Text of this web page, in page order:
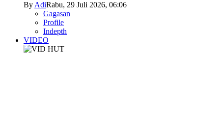
ByAdiRabu, 29 Juli 2026, 06:06
Gagasan
Profile
Indepth
VIDEO